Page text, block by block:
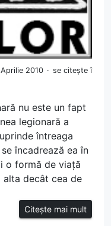
2010
se citește î
nu este un fapt
legionară a
întreaga
încadrează ea în
o formă de viață
alta decât cea de
Citește mai mult